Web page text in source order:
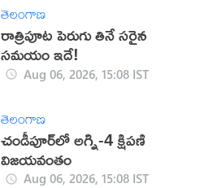
తెలంగాణ
రాత్రిపూట పెరుగు తినే సరైన
సమయం ఇదే!
Aug 06, 2026, 15:08 IST
తెలంగాణ
చండీపూర్‌లో అగ్ని-4 క్షిపణి
విజయవంతం
Aug 06, 2026, 15:08 IST